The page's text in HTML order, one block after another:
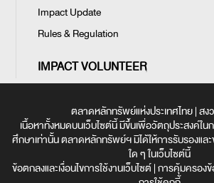
Impact Update
Rules & Regulation
IMPACT VOLUNTEER
ตลาดหลักทรัพย์แห่งประเทศไทย | ส
เนื้อหาทั้งหมดบนเว็บไซต์นี้ มีขึ้นเพื่อวัตถุประสงค์ใน
ศึกษาเท่านั้น ตลาดหลักทรัพย์ฯ มิได้ให้การรับรองแ
ใด ๆ ในเว็บไซต์นี้
ข้อตกลงและเงื่อนไขการใช้งานเว็บไซต์|การคุ้มครอง